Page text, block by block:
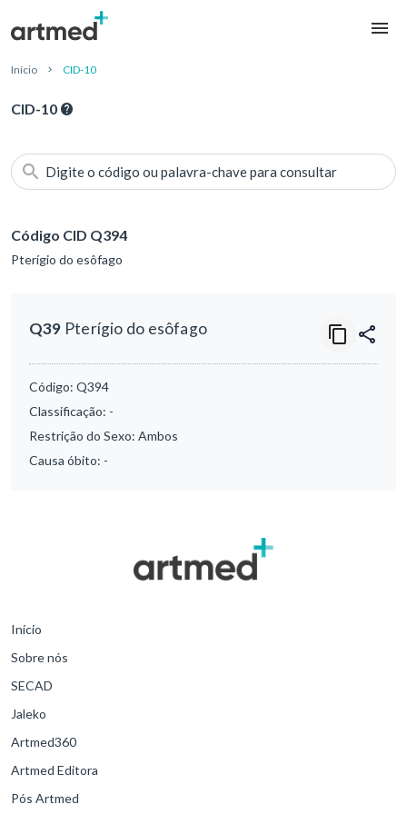
Início CID-10
CID-10
Digite o código ou palavra-chave para consultar
Código CID Q394
Pterígio do esôfago
Q39 Pterígio do esôfago
Código: Q394
Classificação: -
Restrição do Sexo: Ambos
Causa óbito: -
Início
Sobre nós
SECAD
Jaleko
Artmed360
Artmed Editora
Pós Artmed